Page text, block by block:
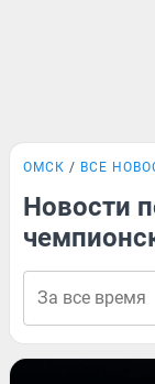
ОМСК ВСЕ
Новости